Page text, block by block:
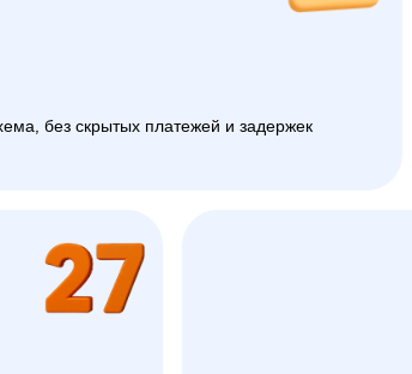
без скрытых платежей и задержек